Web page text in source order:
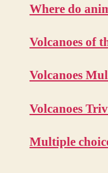
Where do
Volcanoes of
Volcanoes
Volcanoes
Multiple